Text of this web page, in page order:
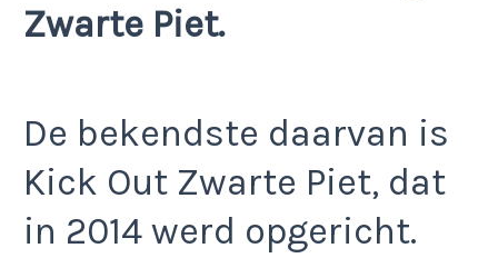
Zwarte Piet.
De bekendste daarvan is
Kick Out Zwarte Piet, dat
in 2014 werd opgericht.